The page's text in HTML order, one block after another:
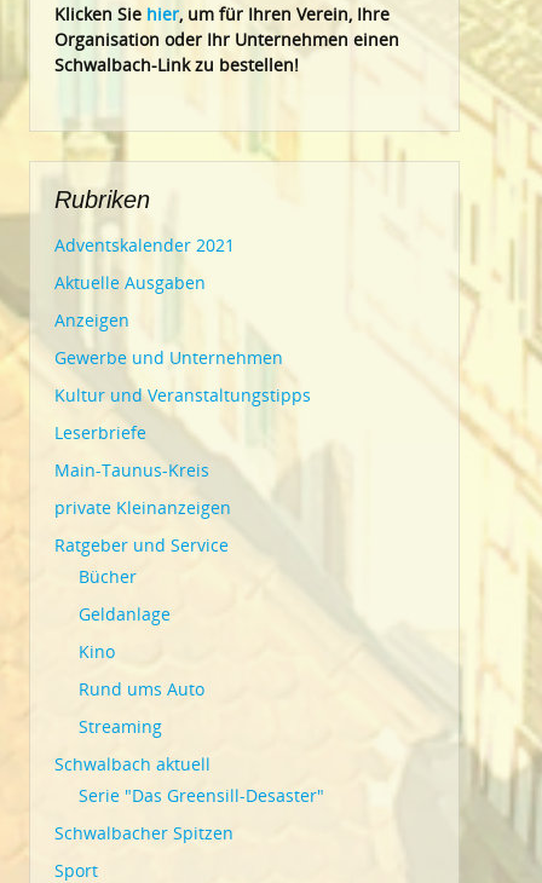
Klicken Sie hier, um für Ihren Verein, Ihre
Organisation oder Ihr Unternehmen einen
Schwalbach-Link zu bestellen!
Rubriken
Adventskalender 2021
Aktuelle Ausgaben
Anzeigen
Gewerbe und Unternehmen
Kultur und Veranstaltungstipps
Leserbriefe
Main-Taunus-Kreis
private Kleinanzeigen
Ratgeber und Service
Bücher
Geldanlage
Kino
Rund ums Auto
Streaming
Schwalbach aktuell
Serie "Das Greensill-Desaster"
Schwalbacher Spitzen
Sport